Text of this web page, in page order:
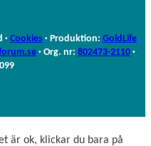
a
m
n
· Cookies · Produktion: GoldLife
· Org. nr: 802473-2110 ·
är ok, klickar du bara på